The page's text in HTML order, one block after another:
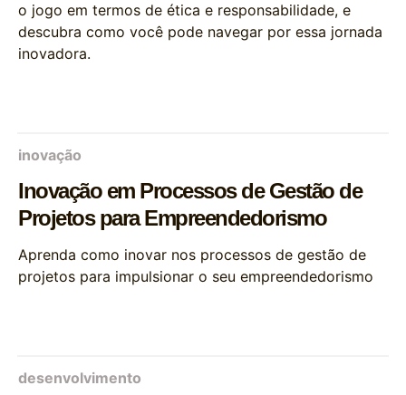
o jogo em termos de ética e responsabilidade, e
descubra como você pode navegar por essa jornada
inovadora.
inovação
Inovação em Processos de Gestão de
Projetos para Empreendedorismo
Aprenda como inovar nos processos de gestão de
projetos para impulsionar o seu empreendedorismo
desenvolvimento